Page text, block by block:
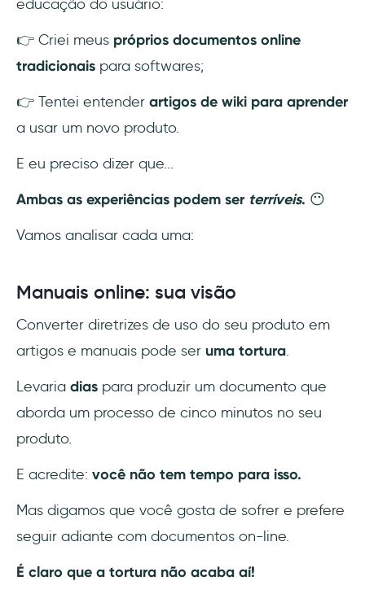
educação do usuário:
👉 Criei meus próprios documentos online
tradicionais para softwares;
👉 Tentei entender artigos de wiki para aprender
a usar um novo produto.
E eu preciso dizer que...
Ambas as experiências podem ser terríveis. 😶
Vamos analisar cada uma:
Manuais online: sua visão
Converter diretrizes de uso do seu produto em
artigos e manuais pode ser uma tortura.
Levaria dias para produzir um documento que
aborda um processo de cinco minutos no seu
produto.
E acredite: você não tem tempo para isso.
Mas digamos que você gosta de sofrer e prefere
seguir adiante com documentos on-line.
É claro que a tortura não acaba aí!